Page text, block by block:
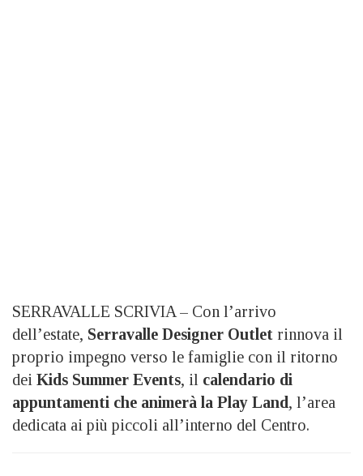
SERRAVALLE SCRIVIA – Con l’arrivo
dell’estate, Serravalle Designer Outlet rinnova il
proprio impegno verso le famiglie con il ritorno
dei Kids Summer Events, il calendario di
appuntamenti che animerà la Play Land, l’area
dedicata ai più piccoli all’interno del Centro.